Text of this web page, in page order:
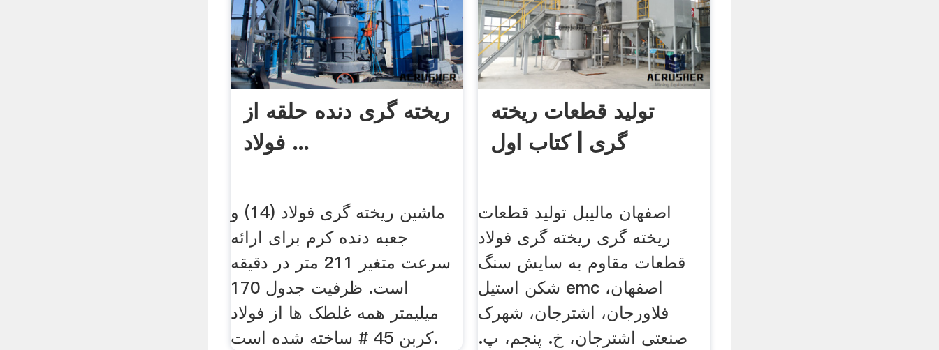
ریخته گری دنده حلقه از
فولاد ...
ماشین ریخته گری فولاد (14) و
جعبه دنده کرم برای ارائه
سرعت متغیر 211 متر در دقیقه
است. ظرفیت جدول 170
میلیمتر همه غلطک ها از فولاد
کربن 45 # ساخته شده است.
تولید قطعات ریخته
گری | کتاب اول
اصفهان مالیبل تولید قطعات
ریخته گری ریخته گری فولاد
قطعات مقاوم به سایش سنگ
شکن استیل emc اصفهان،
فلاورجان، اشترجان، شهرک
صنعتی اشترجان، خ. پنجم، پ.